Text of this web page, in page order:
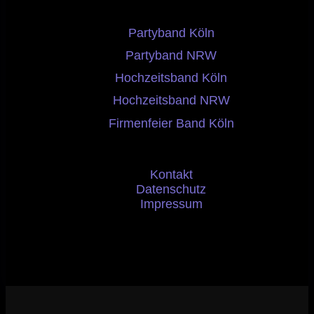
Partyband Köln
Partyband NRW
Hochzeitsband Köln
Hochzeitsband NRW
Firmenfeier Band Köln
Kontakt
Datenschutz
Impressum